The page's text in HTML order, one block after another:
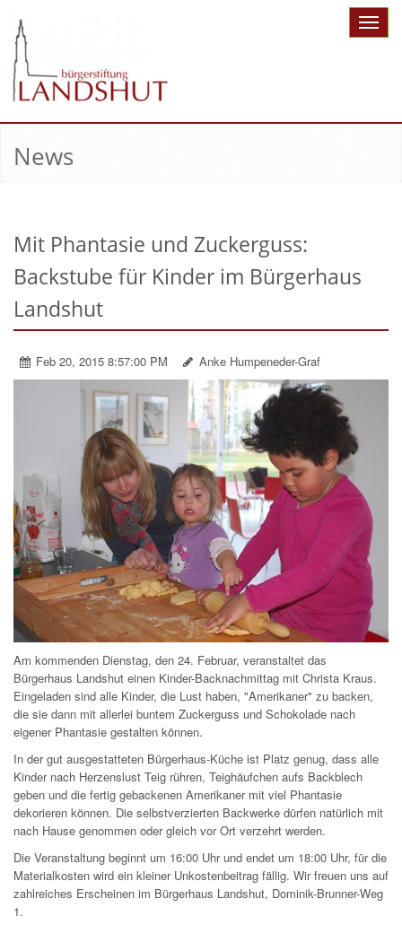
Toggle
News
Mit Phantasie und Zuckerguss:
Backstube für Kinder im Bürgerhaus
Landshut
Feb 20, 2015 8:57:00 PM Anke Humpeneder-Graf
Am kommenden Dienstag, den 24. Februar, veranstaltet das
Bürgerhaus Landshut einen Kinder-Backnachmittag mit Christa Kraus.
Eingeladen sind alle Kinder, die Lust haben, "Amerikaner" zu backen,
die sie dann mit allerlei buntem Zuckerguss und Schokolade nach
eigener Phantasie gestalten können.
In der gut ausgestatteten Bürgerhaus-Küche ist Platz genug, dass alle
Kinder nach Herzenslust Teig rühren, Teighäufchen aufs Backblech
geben und die fertig gebackenen Amerikaner mit viel Phantasie
dekorieren können. Die selbstverzierten Backwerke dürfen natürlich mit
nach Hause genommen oder gleich vor Ort verzehrt werden.
Die Veranstaltung beginnt um 16:00 Uhr und endet um 18:00 Uhr, für die
Materialkosten wird ein kleiner Unkostenbeitrag fällig. Wir freuen uns auf
zahlreiches Erscheinen im Bürgerhaus Landshut, Dominik-Brunner-Weg
1.